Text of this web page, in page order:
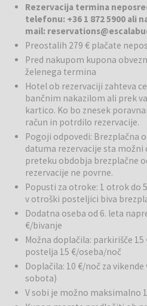
opremljene, z ločenimi bivalnimi,
ESCALA Hotel & Suites so idealne
daljše obiske. ESCALA Hotel &
vključno s 24-urno recepcijo in
brezplačen visoko-hitrostni Wi-Fi in
hoteli v Budimpešti z majhnimi
servisirane apartmaje s popolnoma
jedilnicami. Če pa med bivanjem
hotelskem zajtrku ali raziščete
hotela ESCALA Budapest.
Zajtrk: Poseben prostor za zajtrk, s
ogrevano), ponuja edinstveno
začnete svoj dan. Ne zamudite
znanega po svoji bogati kakovosti
detox soku, ki vam bo zagotovo dal
ponedeljek do petek: 07.00 - 10.30;
Okolica: S Corvinovim nakupovalnim
široko izbiro restavracij ter barov v
hotel – je vaša vstopnica za
v središču mesta, zato so vse
enostavno dostopne z metrojem,
taksijem.
Rezervacija termina
telefonu: +36 1 872 5900 ali
mail:
Preostalih 279 € plačate
Pred nakupom kupona
želenega termina
Hotel ob rezervaciji zahteva
bančnim nakazilom ali prek
kartico. Ko bo znesek
račun in potrdilo rezervacije.
Pogoji odpovedi: Brezplačna
datuma rezervacije sta možni
preteku obdobja brezplačne
rezervacije ne povrne.
Popusti za otroke: 1 otrok do
v otroški posteljici biva
Dodatna oseba od 6. leta
€/bivanje
Možna doplačila: parkirišče
postelja 15 €/oseba/noč
Doplačila: 10 €/noč za
sobota)
V sobi je možno maksimalno